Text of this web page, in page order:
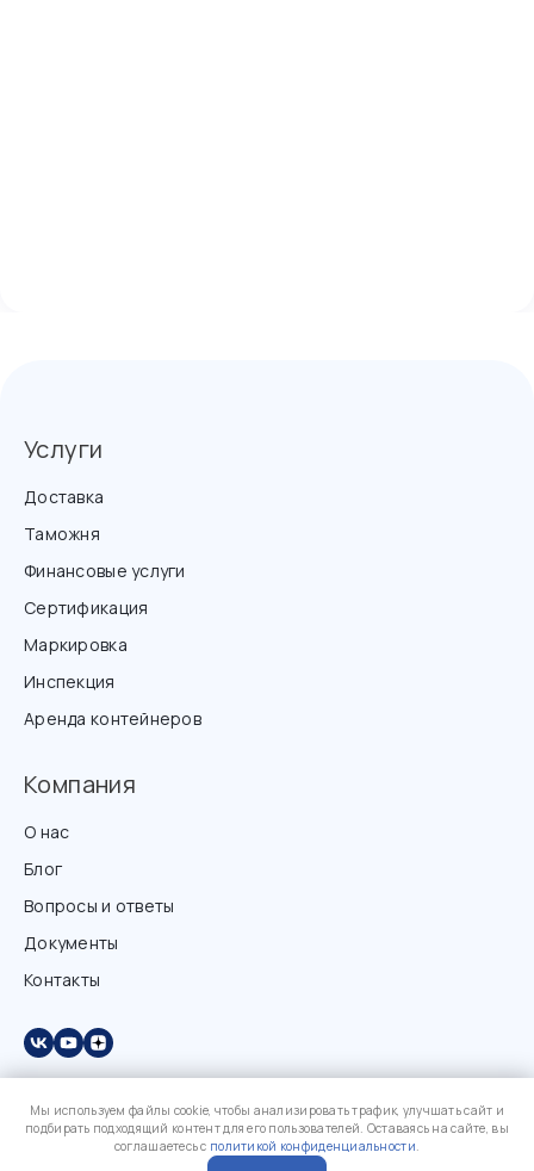
Услуги
Доставка
Таможня
Финансовые услуги
Сертификация
Маркировка
Инспекция
Аренда контейнеров
Компания
О нас
Блог
Вопросы и ответы
Документы
Контакты
Мы используем файлы cookie, чтобы анализировать трафик, улучшать сайт и
подбирать подходящий контент для его пользователей. Оставаясь на сайте, вы
соглашаетесь с политикой конфиденциальности.